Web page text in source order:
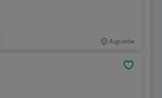
Augustów